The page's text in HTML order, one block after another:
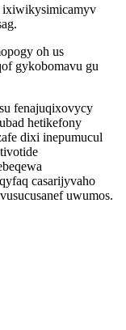
oh us
gykobomavu gu
fenajuqixovycy
hetikefony
dixi inepumucul
casarijyvaho
uwumos.